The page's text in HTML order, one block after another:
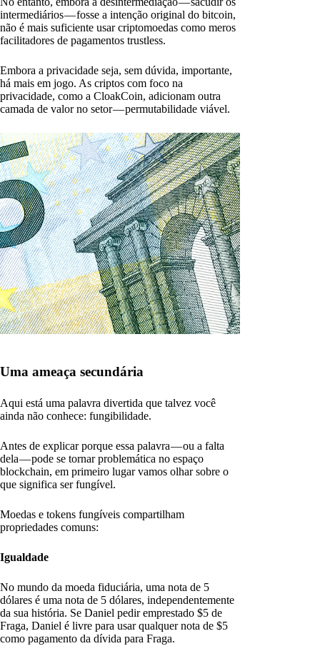
intermediários — fosse a intenção original do bitcoin,
não é mais suficiente usar criptomoedas como meros
facilitadores de pagamentos trustless.
Embora a privacidade seja, sem dúvida, importante,
há mais em jogo. As criptos com foco na
privacidade, como a CloakCoin, adicionam outra
camada de valor no setor — permutabilidade viável.
Uma ameaça secundária
Aqui está uma palavra divertida que talvez você
ainda não conhece: fungibilidade.
Antes de explicar porque essa palavra — ou a falta
dela — pode se tornar problemática no espaço
blockchain, em primeiro lugar vamos olhar sobre o
que significa ser fungível.
Moedas e tokens fungíveis compartilham
propriedades comuns:
Igualdade
No mundo da moeda fiduciária, uma nota de 5
dólares é uma nota de 5 dólares, independentemente
da sua história. Se Daniel pedir emprestado $5 de
Fraga, Daniel é livre para usar qualquer nota de $5
como pagamento da dívida para Fraga.